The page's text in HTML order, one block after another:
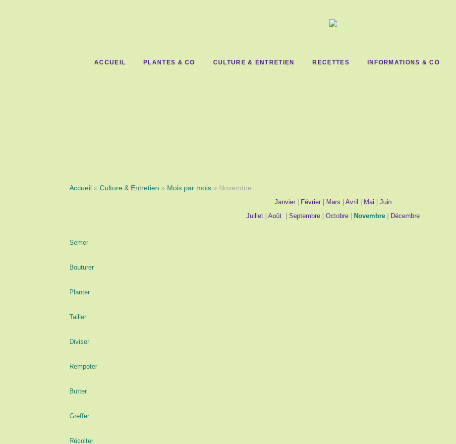
ACCUEIL PLANTES & CO CULTURE & ENTRETIEN RECETTES INFORMATIONS & CO
Accueil » Culture & Entretien » Mois par mois » Novembre
Janvier Février Mars Avril Mai
Juin
Juillet
Août Septembre Octobre Novembre Décembre
Semer
Bouturer
Planter
Tailler
Diviser
Rempoter
Butter
Greffer
Récolter